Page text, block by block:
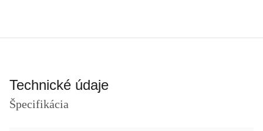
Technické údaje
Špecifikácia